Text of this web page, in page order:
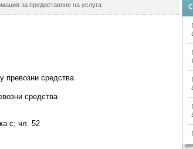
за предоставяне на услуга
превозни средства
средства
с; чл. 52